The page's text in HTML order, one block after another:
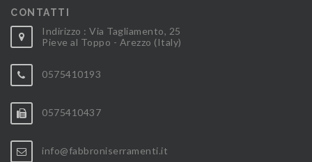
CONTATTI
Indirizzo : Via Tagliamento, 25
Pieve al Toppo - Arezzo (Italy)
0575410193
0575410437
info@fabbroniserramenti.it